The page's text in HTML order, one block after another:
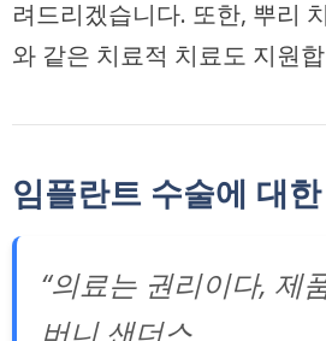
려드리겠습니다. 또한, 뿌리
와 같은 치료적 치료도 지원
임플란트 수술에 대
“의료는 권리이다, 제
버니 샌더스